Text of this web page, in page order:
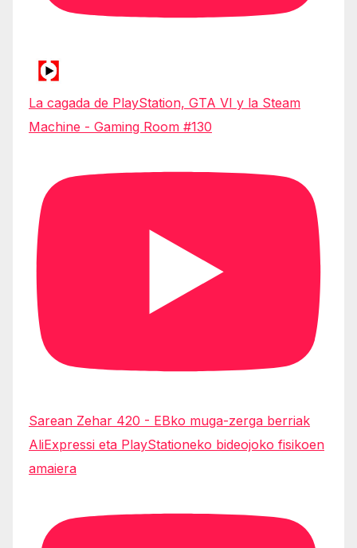
La cagada de PlayStation, GTA VI y la Steam
Machine - Gaming Room #130
Sarean Zehar 420 - EBko muga-zerga berriak
AliExpressi eta PlayStationeko bideojoko fisikoen
amaiera